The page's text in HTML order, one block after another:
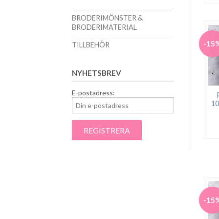
BRODERIMÖNSTER &
BRODERIMATERIAL
TILLBEHÖR
NYHETSBREV
E-postadress:
-
-